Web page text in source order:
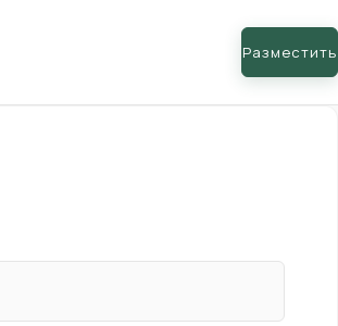
Разместить